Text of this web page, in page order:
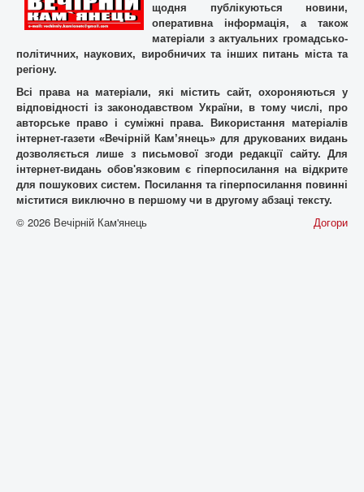
щодня публікуються новини,
оперативна інформація, а також
матеріали з актуальних громадсько-
політичних, наукових, виробничих та інших питань міста та
регіону.
Всі права на матеріали, які містить cайт, охороняються у
відповідності із законодавством України, в тому числі, про
авторське право і суміжні права. Використання матерiалiв
інтернет-газети «Вечірній Кам’янець» для друкованих видань
дозволяється лише з письмової згоди редакції сайту. Для
iнтернет-видань обов'язковим є гiперпосилання на відкрите
для пошукових систем. Посилання та гіперпосилання повинні
міститися виключно в першому чи в другому абзаці тексту.
Догори
© 2026 Вечірній Кам'янець